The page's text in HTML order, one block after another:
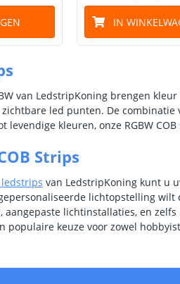
IN
van LedstripKoning brengen
led punten. De
levendige kleuren, onze RGBW
Strips
ledstrips van LedstripKoning kunt u
lichtopstelling
aangepaste lichtinstallaties, en
populaire keuze voor zowel